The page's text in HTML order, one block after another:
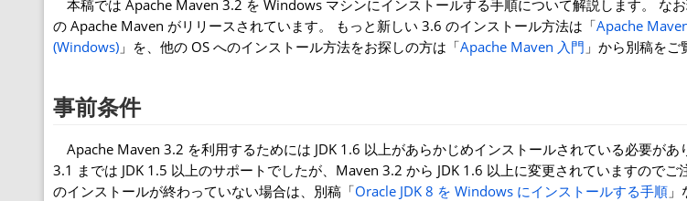
本稿では Apache Maven 3.2 を Windows マシンにインストールする手順について解説します。 な
の Apache Maven がリリースされています。 もっと新しい 3.6 のインストール方法は「Apache
(Windows) 」を、他の OS へのインストール方法をお探しの方は「Apache Maven 入門 」から別稿をご
事前条件
Apache Maven 3.2 を利用するためには JDK 1.6 以上があらかじめインストールされている必要があ
3.1 までは JDK 1.5 以上のサポートでしたが、Maven 3.2 から JDK 1.6 以上に変更されていますのでご
のインストールが終わっていない場合は、別稿「Oracle JDK 8 を Windows にインストールする手順